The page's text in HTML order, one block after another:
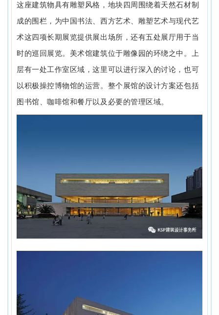
这座建筑物具有雕塑风格，地块四周围绕着天然石材制
成的围栏，为中国书法、西方艺术、雕塑艺术与现代艺
术这四项长期展览提供展出场所，还有五处展厅用于当
时的巡回展览。美术馆建筑位于雕像园的环绕之中。上
层有一处工作室区域，这里可以进行深入的讨论，也可
以积极操控博物馆的运营。整个展馆的设计方案还包括
图书馆、咖啡馆和餐厅以及必要的管理区域。